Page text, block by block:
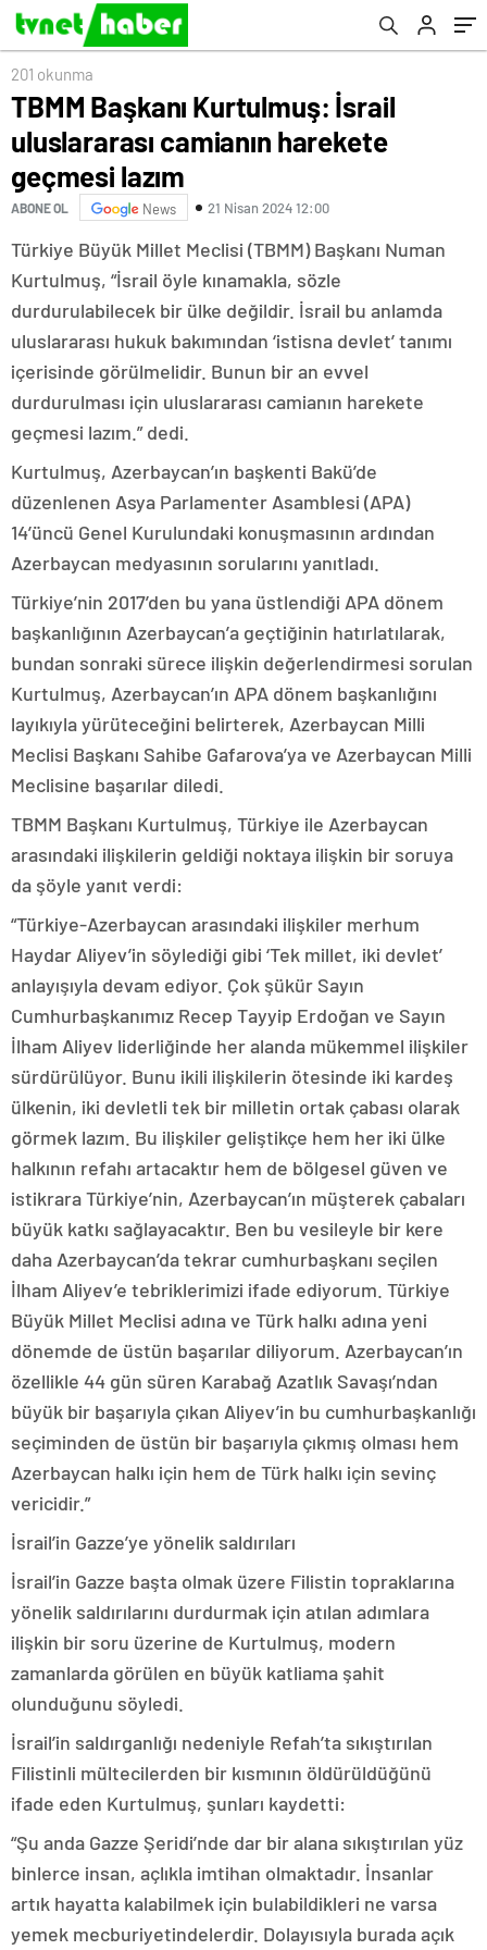
201 okunma
TBMM Başkanı Kurtulmuş: İsrail
uluslararası camianın harekete
geçmesi lazım
ABONE OL News 21 Nisan 2024 12:00
Türkiye Büyük Millet Meclisi (TBMM) Başkanı Numan
Kurtulmuş, “İsrail öyle kınamakla, sözle
durdurulabilecek bir ülke değildir. İsrail bu anlamda
uluslararası hukuk bakımından ‘istisna devlet’ tanımı
içerisinde görülmelidir. Bunun bir an evvel
durdurulması için uluslararası camianın harekete
geçmesi lazım.” dedi.
Kurtulmuş, Azerbaycan’ın başkenti Bakü’de
düzenlenen Asya Parlamenter Asamblesi (APA)
14’üncü Genel Kurulundaki konuşmasının ardından
Azerbaycan medyasının sorularını yanıtladı.
Türkiye’nin 2017’den bu yana üstlendiği APA dönem
başkanlığının Azerbaycan’a geçtiğinin hatırlatılarak,
bundan sonraki sürece ilişkin değerlendirmesi sorulan
Kurtulmuş, Azerbaycan’ın APA dönem başkanlığını
layıkıyla yürüteceğini belirterek, Azerbaycan Milli
Meclisi Başkanı Sahibe Gafarova’ya ve Azerbaycan Milli
Meclisine başarılar diledi.
TBMM Başkanı Kurtulmuş, Türkiye ile Azerbaycan
arasındaki ilişkilerin geldiği noktaya ilişkin bir soruya
da şöyle yanıt verdi:
“Türkiye-Azerbaycan arasındaki ilişkiler merhum
Haydar Aliyev’in söylediği gibi ‘Tek millet, iki devlet’
anlayışıyla devam ediyor. Çok şükür Sayın
Cumhurbaşkanımız Recep Tayyip Erdoğan ve Sayın
İlham Aliyev liderliğinde her alanda mükemmel ilişkiler
sürdürülüyor. Bunu ikili ilişkilerin ötesinde iki kardeş
ülkenin, iki devletli tek bir milletin ortak çabası olarak
görmek lazım. Bu ilişkiler geliştikçe hem her iki ülke
halkının refahı artacaktır hem de bölgesel güven ve
istikrara Türkiye’nin, Azerbaycan’ın müşterek çabaları
büyük katkı sağlayacaktır. Ben bu vesileyle bir kere
daha Azerbaycan’da tekrar cumhurbaşkanı seçilen
İlham Aliyev’e tebriklerimizi ifade ediyorum. Türkiye
Büyük Millet Meclisi adına ve Türk halkı adına yeni
dönemde de üstün başarılar diliyorum. Azerbaycan’ın
özellikle 44 gün süren Karabağ Azatlık Savaşı’ndan
büyük bir başarıyla çıkan Aliyev’in bu cumhurbaşkanlığı
seçiminden de üstün bir başarıyla çıkmış olması hem
Azerbaycan halkı için hem de Türk halkı için sevinç
vericidir.”
İsrail’in Gazze’ye yönelik saldırıları
İsrail’in Gazze başta olmak üzere Filistin topraklarına
yönelik saldırılarını durdurmak için atılan adımlara
ilişkin bir soru üzerine de Kurtulmuş, modern
zamanlarda görülen en büyük katliama şahit
olunduğunu söyledi.
İsrail’in saldırganlığı nedeniyle Refah’ta sıkıştırılan
Filistinli mültecilerden bir kısmının öldürüldüğünü
ifade eden Kurtulmuş, şunları kaydetti:
“Şu anda Gazze Şeridi’nde dar bir alana sıkıştırılan yüz
binlerce insan, açlıkla imtihan olmaktadır. İnsanlar
artık hayatta kalabilmek için bulabildikleri ne varsa
yemek mecburiyetindelerdir. Dolayısıyla burada açık